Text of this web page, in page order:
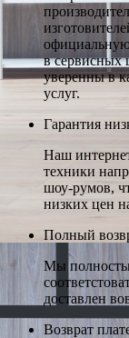
в сервисных
уверенны в
услуг.
Гарантия
Наш
техники
шоу-румов,
низких цен
Полный
Мы
доставлен
Возврат